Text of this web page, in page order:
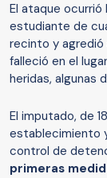
El ataque ocurrió
estudiante de
recinto y agredió
falleció en el
heridas, algunas
El imputado, de
establecimiento
control de
primeras